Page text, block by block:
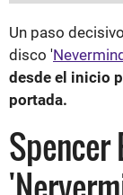
Un paso
disco '
desde el inicio
portada.
Spencer